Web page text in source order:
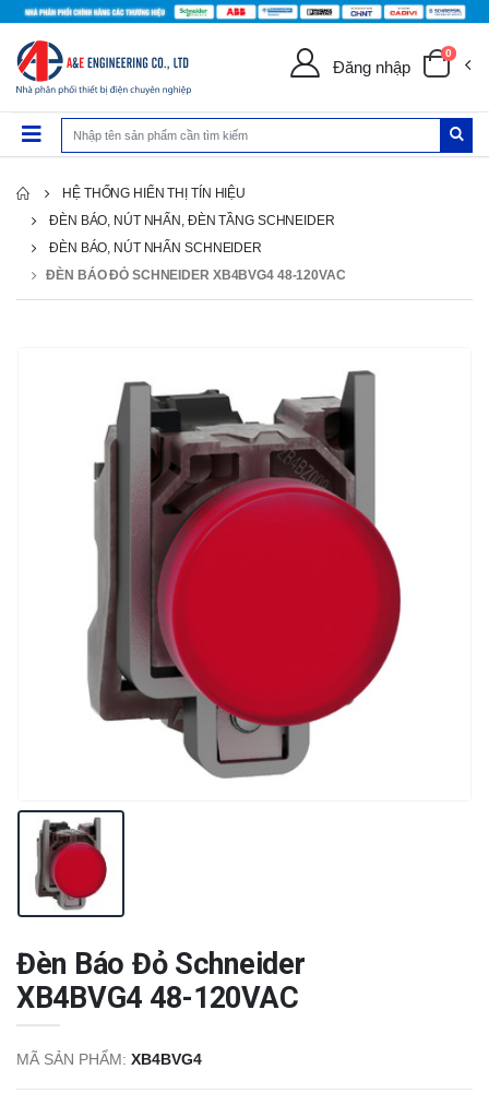
Đăng nhập
0
HỆ THỐNG HIỂN THỊ TÍN HIỆU
ĐÈN BÁO, NÚT NHẤN, ĐÈN TẦNG SCHNEIDER
ĐÈN BÁO, NÚT NHẤN SCHNEIDER
ĐÈN BÁO ĐỎ SCHNEIDER XB4BVG4 48-120VAC
Đèn Báo Đỏ Schneider
XB4BVG4 48-120VAC
MÃ SẢN PHẨM: XB4BVG4